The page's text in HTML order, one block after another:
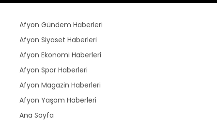
Afyon Gündem Haberleri
Afyon Siyaset Haberleri
Afyon Ekonomi Haberleri
Afyon Spor Haberleri
Afyon Magazin Haberleri
Afyon Yaşam Haberleri
Ana Sayfa